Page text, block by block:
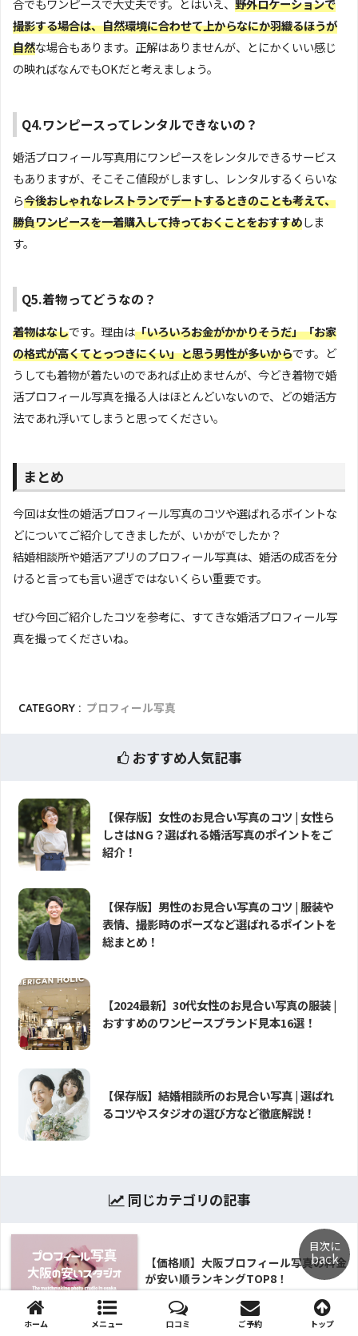
目次に
back
合でもワンピースで大丈夫です。とはいえ、 野外ロケーションで
撮影する場合は、自然環境に合わせて上からなにか羽織るほうが
自然な場合もあります。正解はありませんが、とにかくいい感じ
の映ればなんでもOKだと考えましょう。
Q4.ワンピースってレンタルできないの？
婚活プロフィール写真用にワンピースをレンタルできるサービス
もありますが、そこそこ値段がしますし、レンタルするくらいな
ら今後おしゃれなレストランでデートするときのことも考えて、
勝負ワンピースを一着購入して持っておくことをおすすめしま
す。
Q5.着物ってどうなの？
着物はなしです。理由は「いろいろお金がかかりそうだ」「お家
の格式が高くてとっつきにくい」と思う男性が多いからです。ど
うしても着物が着たいのであれば止めませんが、今どき着物で婚
活プロフィール写真を撮る人はほとんどいないので、どの婚活方
法であれ浮いてしまうと思ってください。
まとめ
今回は女性の婚活プロフィール写真のコツや選ばれるポイントな
どについてご紹介してきましたが、いかがでしたか？
結婚相談所や婚活アプリのプロフィール写真は、婚活の成否を分
けると言っても言い過ぎではないくらい重要です。
ぜひ今回ご紹介したコツを参考に、すてきな婚活プロフィール写
真を撮ってくださいね。
CATEGORY : プロフィール写真
おすすめ人気記事
【保存版】女性のお見合い写真のコツ | 女性ら
しさはNG？選ばれる婚活写真のポイントをご
紹介！
【保存版】男性のお見合い写真のコツ | 服装や
表情、撮影時のポーズなど選ばれるポイントを
総まとめ！
【2024最新】30代女性のお見合い写真の服装 |
おすすめのワンピースブランド見本16選！
【保存版】結婚相談所のお見合い写真 | 選ばれ
るコツやスタジオの選び方など徹底解説！
同じカテゴリの記事
【価格順】大阪プロフィール写真の料金
が安い順ランキングTOP8！
ホーム メニュー 口コミ ご予約 トップ